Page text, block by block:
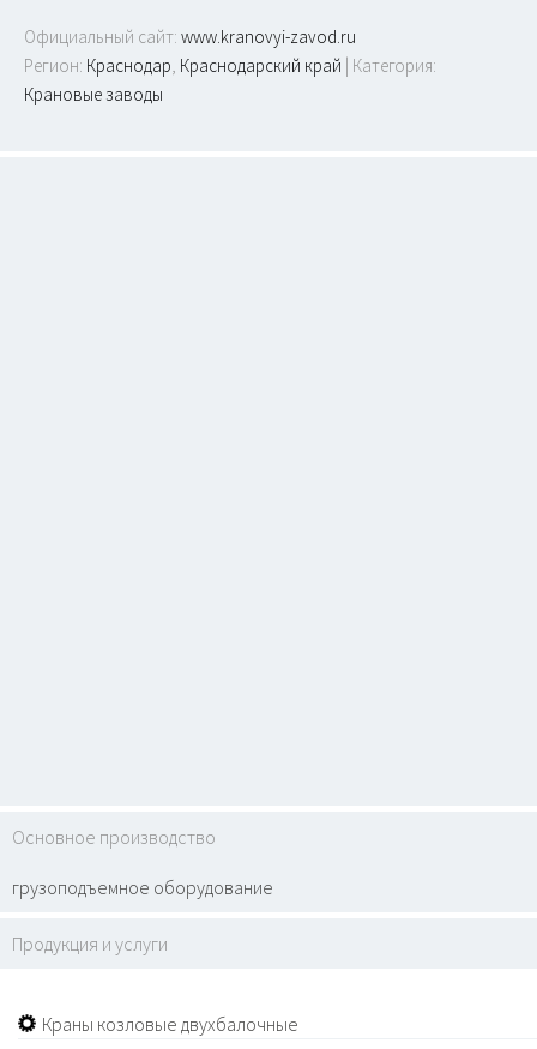
Официальный сайт: www.kranovyi-zavod.ru
Регион: Краснодар, Краснодарский край | Категория:
Крановые заводы
Основное производство
грузоподъемное оборудование
Продукция и услуги
Краны козловые двухбалочные